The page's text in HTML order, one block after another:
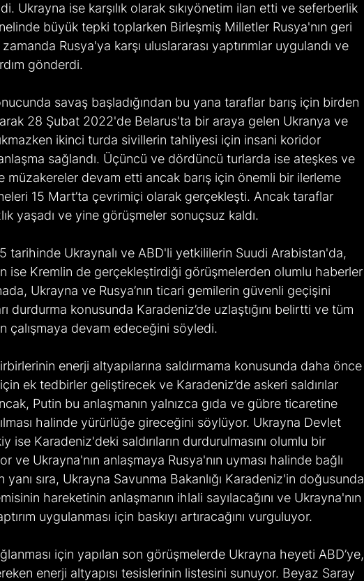
Ukrayna ise karşılık olarak sıkıyönetim ilan etti ve seferberlik
büyük tepki toplarken Birleşmiş Milletler Rusya'nın geri
Rusya'ya karşı uluslararası yaptırımlar uygulandı ve
gönderdi.
savaş başladığından bu yana taraflar barış için birden
28 Şubat 2022'de Belarus'ta bir araya gelen Ukranya ve
ikinci turda sivillerin tahliyesi için insani koridor
sağlandı. Üçüncü ve dördüncü turlarda ise ateşkes ve
müzakereler devam etti ancak barış için önemli bir ilerleme
15 Mart’ta çevrimiçi olarak gerçekleşti. Ancak taraflar
yaşadı ve yine görüşmeler sonuçsuz kaldı.
tarihinde Ukraynalı ve ABD'li yetkililerin Suudi Arabistan'da,
ise Kremlin de gerçekleştirdiği görüşmelerden olumlu haberler
Ukrayna ve Rusya’nın ticari gemilerin güvenli geçişini
durdurma konusunda Karadeniz’de uzlaştığını belirtti ve tüm
çalışmaya devam edeceğini söyledi.
enerji altyapılarına saldırmama konusunda daha önce
ek tedbirler geliştirecek ve Karadeniz’de askeri saldırılar
Putin bu anlaşmanın yalnızca gıda ve gübre ticaretine
halinde yürürlüğe gireceğini söylüyor. Ukrayna Devlet
ise Karadeniz'deki saldırıların durdurulmasını olumlu bir
ve Ukrayna'nın anlaşmaya Rusya'nın uyması halinde bağlı
yanı sıra, Ukrayna Savunma Bakanlığı Karadeniz'in doğusunda
hareketinin anlaşmanın ihlali sayılacağını ve Ukrayna'nın
uygulanması için baskıyı artıracağını vurguluyor.
için yapılan son görüşmelerde Ukrayna heyeti ABD’ye,
enerji altyapısı tesislerinin listesini sunuyor. Beyaz Saray